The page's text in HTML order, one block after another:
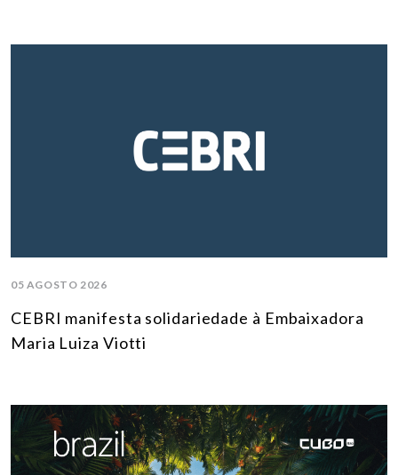
05 AGOSTO 2026
CEBRI manifesta solidariedade à Embaixadora
Maria Luiza Viotti